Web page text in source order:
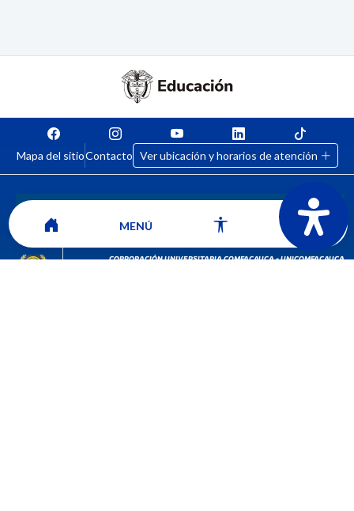
Mapa del sitioContacto Ver ubicación y horarios de atención
CORPORACIÓN UNIVERSITARIA COMFACAUCA - UNICOMFACAUCA
MENÚ